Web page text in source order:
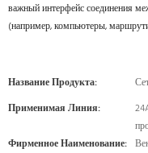
важный интерфейс соединения
(например, компьютеры,
Название Продукта:
Применимая Линия:
Фирменное Наименование: